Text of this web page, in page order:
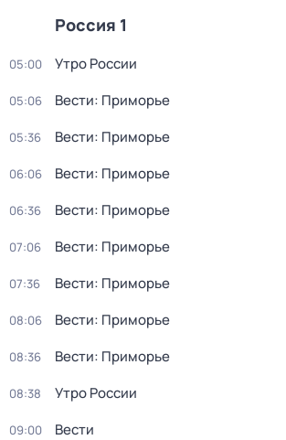
Россия 1
05:00 Утро России
05:06 Вести: Приморье
05:36 Вести: Приморье
06:06 Вести: Приморье
06:36 Вести: Приморье
07:06 Вести: Приморье
07:36 Вести: Приморье
08:06 Вести: Приморье
08:36 Вести: Приморье
08:38 Утро России
09:00 Вести